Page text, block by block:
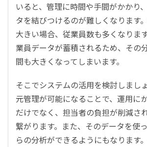
いると、管理に時間や手間がかかり
タを結びつけるのが難しくなります
大きい場合、従業員数も多くなりま
業員データが蓄積されるため、その
間も大きくなってしまいます。
そこでシステムの活用を検討しまし
元管理が可能になることで、運用に
だけでなく、担当者の負担が削減さ
繋がります。また、そのデータを使
らの分析ができるようにもなります